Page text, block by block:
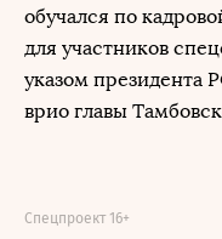
обучался по
для участников
указом президента
врио главы
Спецпроект 16+